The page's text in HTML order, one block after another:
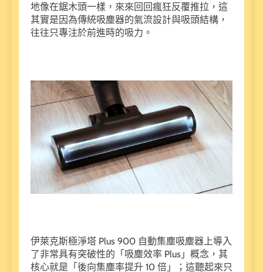
地像在鋸木頭一樣，來來回回瘋狂反覆推拉，這
其實是因為傳統吸塵器的氣流設計與吸頭結構，
往往只專注於前進時的吸力。
伊萊克斯極淨塔 Plus 900 自動集塵吸塵器上導入
了非常具有突破性的「吸塵效率 Plus」概念，其
核心就是「後向集塵率提升 10 倍」；這聽起來只